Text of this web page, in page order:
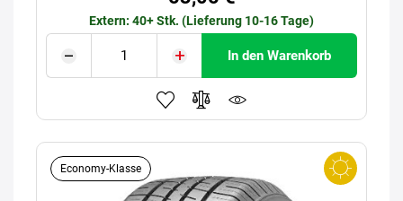
Extern: 40+ Stk. (Lieferung 10-16 Tage)
In den Warenkorb
Economy-Klasse